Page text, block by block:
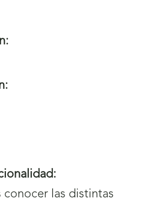
conocer las distintas